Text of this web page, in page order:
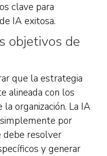
clave para
IA exitosa.
objetivos de
que la estrategia
alineada con los
organización. La IA
por
debe resolver
y generar